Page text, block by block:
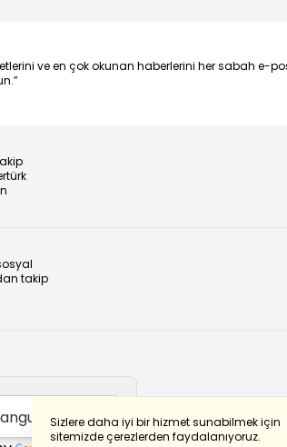
Sizlere daha iyi bir hizmet sunabilmek için
sitemizde çerezlerden faydalanıyoruz.
ve en çok okunan haberlerini her sabah e-
takip